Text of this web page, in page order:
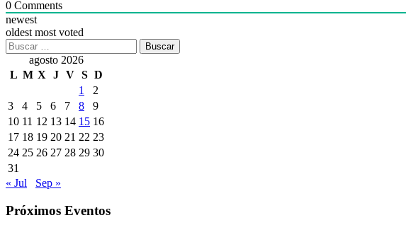
0 Comments
newest
oldest most voted
Buscar:
agosto 2026
L M X J V S D
1
2
3
4 5 6 7 8
9
10 11 12 13 14 15 16
17 18 19 20 21 22 23
24 25 26 27 28 29 30
31
« Jul
Sep »
Próximos Eventos